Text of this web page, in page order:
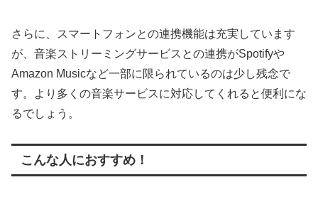
さらに、スマートフォンとの連携機能は充実しています
が、音楽ストリーミングサービスとの連携がSpotifyや
Amazon Musicなど一部に限られているのは少し残念で
す。より多くの音楽サービスに対応してくれると便利にな
るでしょう。
こんな人におすすめ！